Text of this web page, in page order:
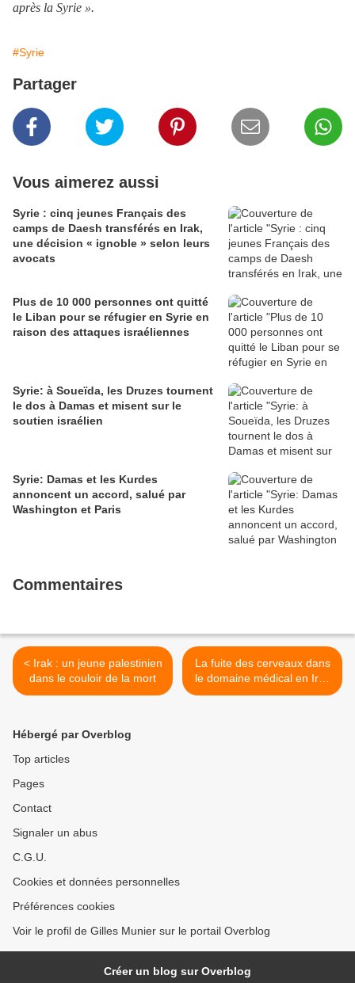
après la Syrie ».
#Syrie
Partager
Vous aimerez aussi
Syrie : cinq jeunes Français des
camps de Daesh transférés en Irak,
une décision « ignoble » selon leurs
avocats
Plus de 10 000 personnes ont quitté
le Liban pour se réfugier en Syrie en
raison des attaques israéliennes
Syrie: à Soueïda, les Druzes tournent
le dos à Damas et misent sur le
soutien israélien
Syrie: Damas et les Kurdes
annoncent un accord, salué par
Washington et Paris
Commentaires
< Irak : un jeune palestinien
dans le couloir de la mort
La fuite des cerveaux dans
le domaine médical en Irak
>
Hébergé par Overblog
Top articles
Pages
Contact
Signaler un abus
C.G.U.
Cookies et données personnelles
Préférences cookies
Voir le profil de Gilles Munier sur le portail Overblog
Créer un blog sur Overblog